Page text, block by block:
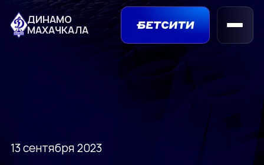
ДИНАМО
МАХАЧКАЛА
13 сентября 2023